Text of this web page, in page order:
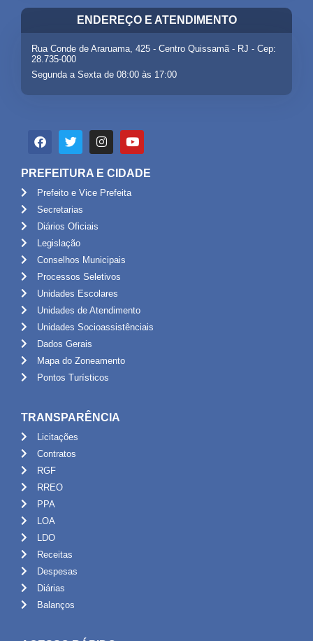
ENDEREÇO E ATENDIMENTO
Rua Conde de Araruama, 425 - Centro Quissamã - RJ - Cep:
28.735-000
Segunda a Sexta de 08:00 às 17:00
PREFEITURA E CIDADE
Prefeito e Vice Prefeita
Secretarias
Diários Oficiais
Legislação
Conselhos Municipais
Processos Seletivos
Unidades Escolares
Unidades de Atendimento
Unidades Socioassistênciais
Dados Gerais
Mapa do Zoneamento
Pontos Turísticos
TRANSPARÊNCIA
Licitações
Contratos
RGF
RREO
PPA
LOA
LDO
Receitas
Despesas
Diárias
Balanços